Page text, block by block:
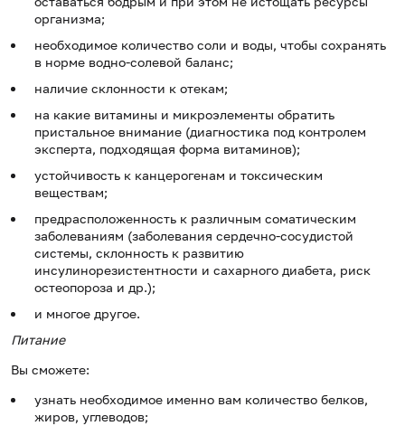
организма;
необходимое количество соли и воды, чтобы сохранять
в норме водно-солевой баланс;
наличие склонности к отекам;
на какие витамины и микроэлементы обратить
пристальное внимание (диагностика под контролем
эксперта, подходящая форма витаминов);
устойчивость к канцерогенам и токсическим
веществам;
предрасположенность к различным соматическим
заболеваниям (заболевания сердечно-сосудистой
системы, склонность к развитию
инсулинорезистентности и сахарного диабета, риск
остеопороза и др.);
и многое другое.
Питание
Вы сможете:
узнать необходимое именно вам количество белков,
жиров, углеводов;